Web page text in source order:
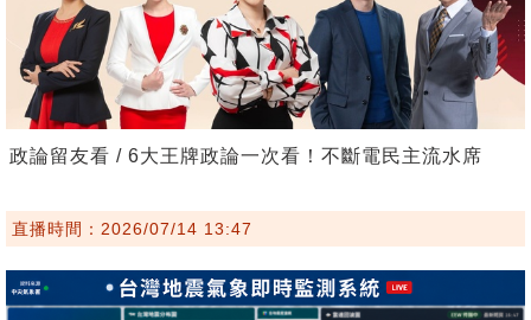
政論留友看 / 6大王牌政論一次看！不斷電民主流水席
直播時間：2026/07/14 13:47